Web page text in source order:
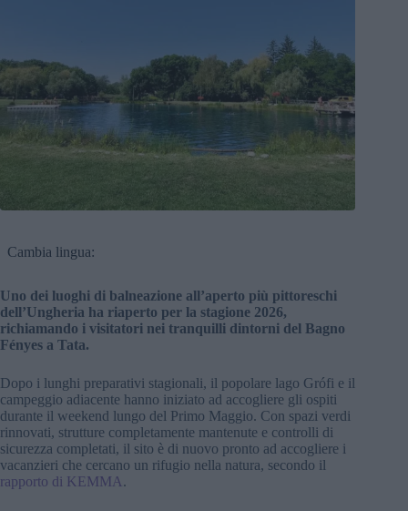
Cambia lingua:
Uno dei luoghi di balneazione all’aperto più pittoreschi
dell’Ungheria ha riaperto per la stagione 2026,
richiamando i visitatori nei tranquilli dintorni del Bagno
Fényes a Tata.
Dopo i lunghi preparativi stagionali, il popolare lago Grófi e il
campeggio adiacente hanno iniziato ad accogliere gli ospiti
durante il weekend lungo del Primo Maggio. Con spazi verdi
rinnovati, strutture completamente mantenute e controlli di
sicurezza completati, il sito è di nuovo pronto ad accogliere i
vacanzieri che cercano un rifugio nella natura, secondo il
rapporto di KEMMA.